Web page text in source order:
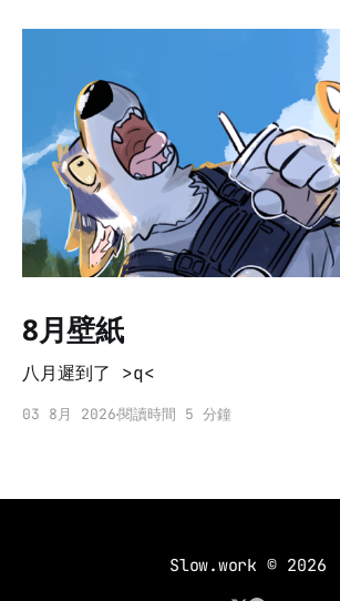
8月壁紙
八月遲到了 >q<
03 8月 2026閱讀時間 5 分鐘
Slow.work© 2026